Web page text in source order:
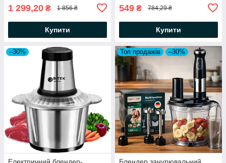
1 299,20 ₴ 1 856 ₴
Купити
549 ₴ 784,29 ₴
Купити
–30%
Електричний блендер-
Топ продажів –30%
Блендер занурювальний